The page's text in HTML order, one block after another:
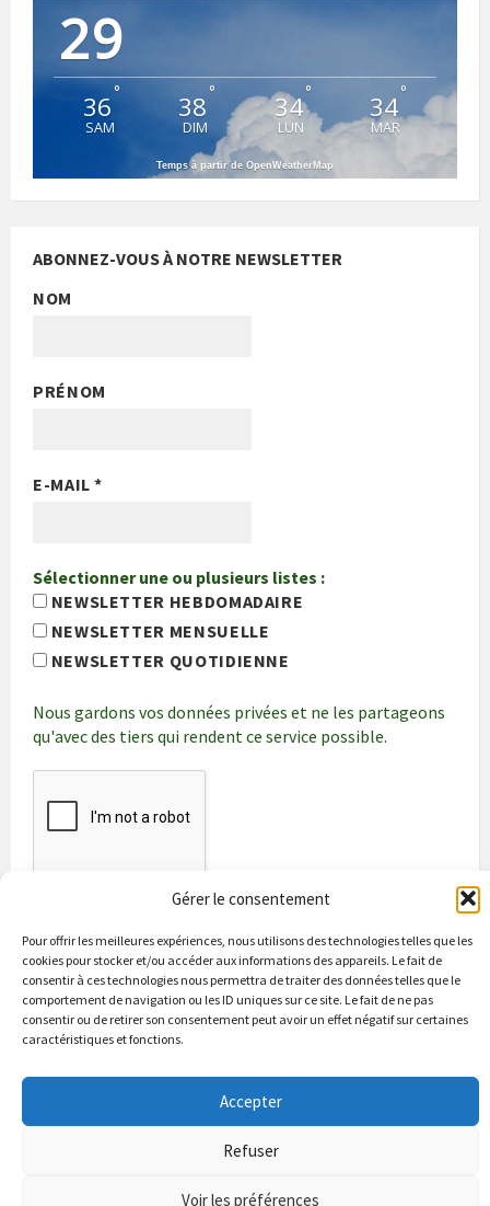
Gérer le consentement
Pour offrir les meilleures expériences, nous utilisons des technologies telles que les
cookies pour stocker et/ou accéder aux informations des appareils. Le fait de
consentir à ces technologies nous permettra de traiter des données telles que le
comportement de navigation ou les ID uniques sur ce site. Le fait de ne pas
consentir ou de retirer son consentement peut avoir un effet négatif sur certaines
caractéristiques et fonctions.
Accepter
Refuser
Voir les préférences
29
36°
SAM
38 °
DIM
34°
LUN
34°
MAR
Temps à partir de OpenWeatherMap
ABONNEZ-VOUS À NOTRE NEWSLETTER
NOM
PRÉNOM
E-MAIL*
Sélectionner une ou plusieurs listes :
NEWSLETTER HEBDOMADAIRE
NEWSLETTER MENSUELLE
NEWSLETTER QUOTIDIENNE
Nous gardons vos données privées et ne les partageons
qu'avec des tiers qui rendent ce service possible.
La municipalité
Les bonnes adresses
Conformité à la loi RGPD
Puycapel.fr utilise des cookies pour améliorer les performance et